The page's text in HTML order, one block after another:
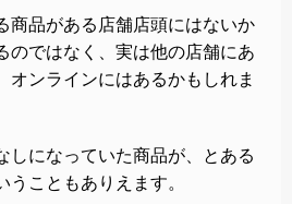
商品がある店舗店頭にはないか
のではなく、実は他の店舗にあ
オンラインにはあるかもしれま
しになっていた商品が、とある
うこともありえます。